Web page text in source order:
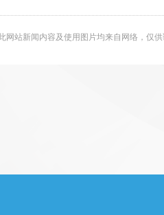
网站新闻内容及使用图片均来自网络，仅